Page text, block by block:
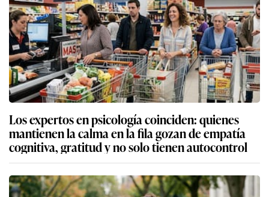
Los expertos en psicología coinciden: quienes
mantienen la calma en la fila gozan de empatía
cognitiva, gratitud y no solo tienen autocontrol